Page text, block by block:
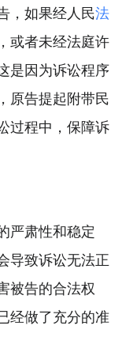
，如果经人民法
或者未经法庭许
是因为诉讼程序
原告提起附带民
过程中，保障诉
严肃性和稳定
导致诉讼无法正
被告的合法权
经做了充分的准